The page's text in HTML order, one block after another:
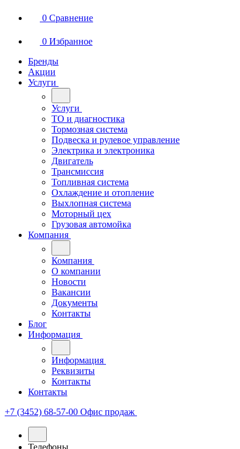
0 Сравнение
0 Избранное
Бренды
Акции
Услуги
Услуги
ТО и диагностика
Тормозная система
Подвеска и рулевое управление
Электрика и электроника
Двигатель
Трансмиссия
Топливная система
Охлаждение и отопление
Выхлопная система
Моторный цех
Грузовая автомойка
Компания
Компания
О компании
Новости
Вакансии
Документы
Контакты
Блог
Информация
Информация
Реквизиты
Контакты
Контакты
+7 (3452) 68-57-00 Офис продаж
Телефоны